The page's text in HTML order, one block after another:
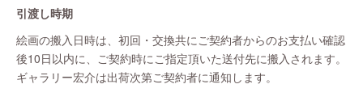
引渡し時期
絵画の搬入日時は、初回・交換共にご契約者からのお支払い確認
後10日以内に、ご契約時にご指定頂いた送付先に搬入されます。
ギャラリー宏介は出荷次第ご契約者に通知します。